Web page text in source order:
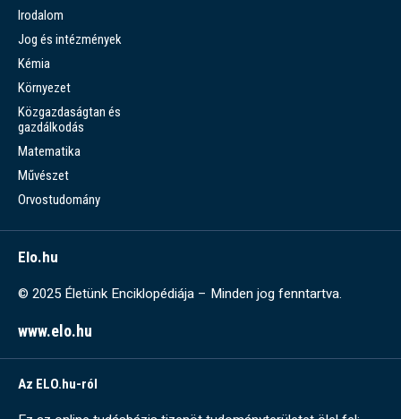
Irodalom
Jog és intézmények
Kémia
Környezet
Közgazdaságtan és
gazdálkodás
Matematika
Művészet
Orvostudomány
Elo.hu
© 2025 Életünk Enciklopédiája – Minden jog fenntartva.
www.elo.hu
Az ELO.hu-ról